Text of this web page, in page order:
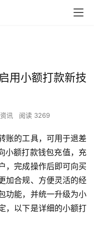
用小额打款新技
讯 阅读 3269
账的工具，可用于退差
小额打款钱包充值，充
，完成操作后即可向买
加合规、方便灵活的经
功能，并统一升级为小
，以下是详细的小额打